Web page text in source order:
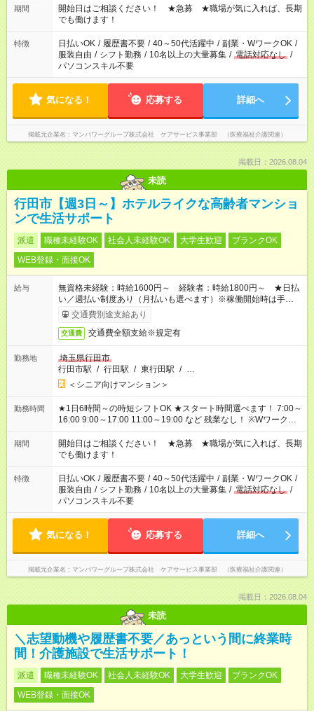
ん ※法令に基づき、週20時間以上勤務は社会保険への加入対象
となります ※労働者派遣法（日雇い派遣の原則禁止）により、
短時間・短期間の就業はご案内が難しい場合があります
期間
開始日はご相談ください！ ★急募 ★職場が気に入れば、長期
でも働けます！
特徴 日払いOK / 履歴書不要 / 40～50代活躍中 / 副業・WワークOK /
服装自由 / シフト勤務 / 10名以上の大量募集 / 電話対応なし /
パソコンスキル不要
気になる！ 応募する 詳細へ
掲載元企業名 マンパワーグループ株式会社 ケアサービス事業部 （医療福祉介護関連）
掲載日：2026.08.04
未読
行田市【週3日～】ホテルライクな高齢者マンショ
ンで生活サポート
派遣 職種未経験OK 社会人未経験OK 大学生歓迎
ブランクOK
WEB登録・面接OK
給与
無資格未経験：時給1600円～ 経験者：時給1800円～ ★日払
い／週払い制度あり（月払いも選べます）※稼働開始時は手続き
完了次第のお支払いとなります。
交通費別途支給あり
交通費 交通費全額支給※規定有
勤務地
埼玉県行田市
行田市駅 / 行田駅 / 東行田駅 / …
＜シニア向けマンション＞
勤務時間
★1日6時間～の時短シフトOK ★スタート時間選べます！ 7:00～
16:00 9:00～17:00 11:00～19:00 など 残業なし！ ※Wワークの
場合、他のお仕事と合わせ週40時間超の就業はご案内できませ
ん ※法令に基づき、週20時間以上勤務は社会保険への加入対象
となります ※労働者派遣法（日雇い派遣の原則禁止）により、
短時間・短期間の就業はご案内が難しい場合があります
期間
開始日はご相談ください！ ★急募 ★職場が気に入れば、長期
でも働けます！
特徴 日払いOK / 履歴書不要 / 40～50代活躍中 / 副業・WワークOK /
服装自由 / シフト勤務 / 10名以上の大量募集 / 電話対応なし /
パソコンスキル不要
気になる！ 応募する 詳細へ
掲載元企業名 マンパワーグループ株式会社 ケアサービス事業部 （医療福祉介護関連）
掲載日：2026.08.04
未読
＼志望動機や履歴書不要／あっという間に終業時
間！介護施設で生活サポート！
派遣 職種未経験OK 社会人未経験OK 大学生歓迎
ブランクOK
WEB登録・面接OK